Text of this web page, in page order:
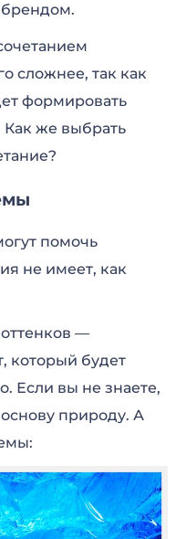
брендом.
сложнее, так как
формировать
Как же выбрать
помочь
не имеет, как
—
который будет
Если вы не знаете,
основу природу. А